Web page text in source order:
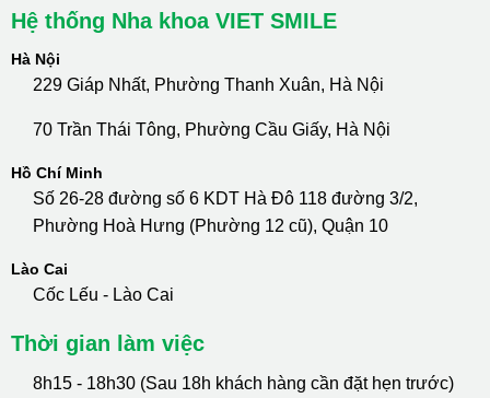
Hệ thống Nha khoa VIET SMILE
Hà Nội
229 Giáp Nhất, Phường Thanh Xuân, Hà Nội
70 Trần Thái Tông, Phường Cầu Giấy, Hà Nội
Hồ Chí Minh
Số 26-28 đường số 6 KDT Hà Đô 118 đường 3/2,
Phường Hoà Hưng (Phường 12 cũ), Quận 10
Lào Cai
Cốc Lếu - Lào Cai
Thời gian làm việc
8h15 - 18h30 (Sau 18h khách hàng cần đặt hẹn trước)